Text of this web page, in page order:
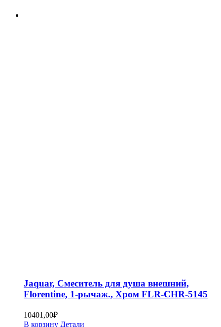
Jaquar, Смеситель для душа внешний,
Florentine, 1-рычаж., Хром FLR-CHR-5145
10401,00₽
В корзину Детали